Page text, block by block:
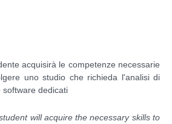
acquisirà le competenze necessarie
uno studio che richieda l'analisi di
software dedicati
will acquire the necessary skills to